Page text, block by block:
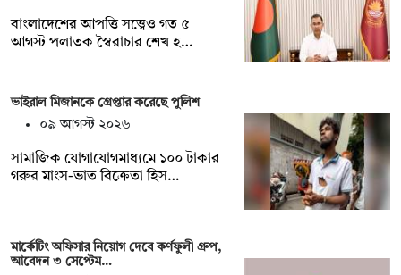
বাংলাদেশের আপত্তি সত্ত্বেও গত ৫
আগস্ট পলাতক স্বৈরাচার শেখ হ…
ভাইরাল মিজানকে গ্রেপ্তার করেছে পুলিশ
০৯ আগস্ট ২০২৬
সামাজিক যোগাযোগমাধ্যমে ১০০ টাকার
গরুর মাংস-ভাত বিক্রেতা হিস…
মার্কেটিং অফিসার নিয়োগ দেবে কর্ণফুলী গ্রুপ,
আবেদন ৩ সেপ্টেম…